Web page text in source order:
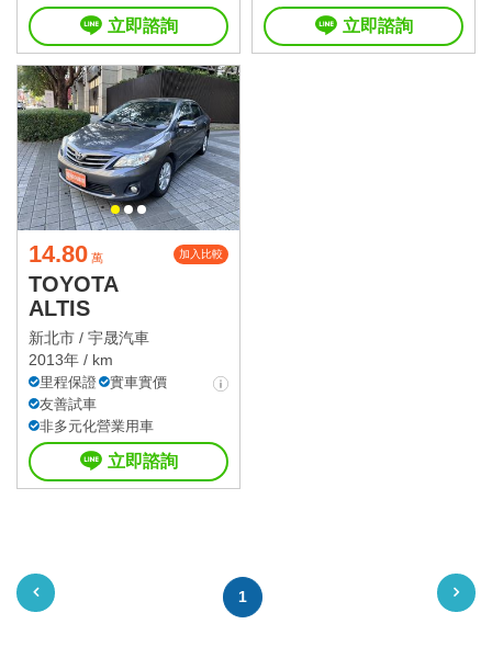
立即諮詢 立即諮詢
14.80 萬 加入比較
TOYOTA
ALTIS
新北市 / 宇晟汽車
2013年 / km
里程保證
實車實價
友善試車
非多元化營業用車
立即諮詢
1